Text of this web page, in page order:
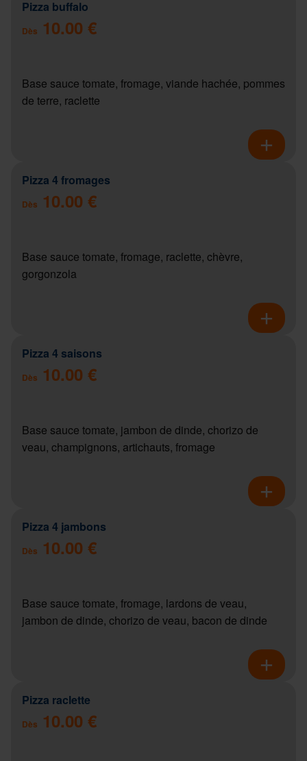
Pizza buffalo
Dès 10.00 €
Base sauce tomate, fromage, viande hachée, pommes
de terre, raclette
Pizza 4 fromages
Dès 10.00 €
Base sauce tomate, fromage, raclette, chèvre,
gorgonzola
Pizza 4 saisons
Dès 10.00 €
Base sauce tomate, jambon de dinde, chorizo de
veau, champignons, artichauts, fromage
Pizza 4 jambons
Dès 10.00 €
Base sauce tomate, fromage, lardons de veau,
jambon de dinde, chorizo de veau, bacon de dinde
Pizza raclette
Dès 10.00 €